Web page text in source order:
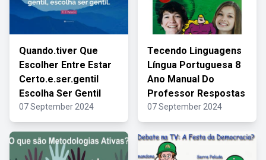
Quando.tiver Que
Escolher Entre Estar
Certo.e.ser.gentil
Escolha Ser Gentil
07 September 2024
Tecendo Linguagens
Língua Portuguesa 8
Ano Manual Do
Professor Respostas
07 September 2024